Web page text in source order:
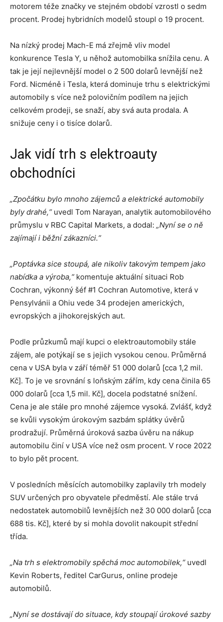
motorem téže značky ve stejném období vzrostl o sedm
procent. Prodej hybridních modelů stoupl o 19 procent.
Na nízký prodej Mach-E má zřejmě vliv model
konkurence Tesla Y, u něhož automobilka snížila cenu. A
tak je její nejlevnější model o 2 500 dolarů levnější než
Ford. Nicméně i Tesla, která dominuje trhu s elektrickými
automobily s více než polovičním podílem na jejich
celkovém prodeji, se snaží, aby svá auta prodala. A
snižuje ceny i o tisíce dolarů.
Jak vidí trh s elektroauty
obchodníci
„Zpočátku bylo mnoho zájemců a elektrické automobily
byly drahé,“uvedl Tom Narayan, analytik automobilového
průmyslu v RBC Capital Markets, a dodal: „Nyní se o ně
zajímají i běžní zákazníci.“
„Poptávka sice stoupá, ale nikoliv takovým tempem jako
nabídka a výroba,“komentuje aktuální situaci Rob
Cochran, výkonný šéf #1 Cochran Automotive, která v
Pensylvánii a Ohiu vede 34 prodejen amerických,
evropských a jihokorejských aut.
Podle průzkumů mají kupci o elektroautomobily stále
zájem, ale potýkají se s jejich vysokou cenou. Průměrná
cena v USA byla v září téměř 51 000 dolarů [cca 1,2 mil.
Kč]. To je ve srovnání s loňským zářím, kdy cena činila 65
000 dolarů [cca 1,5 mil. Kč], docela podstatné snížení.
Cena je ale stále pro mnohé zájemce vysoká. Zvlášť, když
se kvůli vysokým úrokovým sazbám splátky úvěrů
prodražují. Průměrná úroková sazba úvěru na nákup
automobilu činí v USA více než osm procent. V roce 2022
to bylo pět procent.
V posledních měsících automobilky zaplavily trh modely
SUV určených pro obyvatele předměstí. Ale stále trvá
nedostatek automobilů levnějších než 30 000 dolarů [cca
688 tis. Kč], které by si mohla dovolit nakoupit střední
třída.
„Na trh s elektromobily spěchá moc automobilek,“uvedl
Kevin Roberts, ředitel CarGurus, online prodeje
automobilů.
„Nyní se dostávají do situace, kdy stoupají úrokové sazby